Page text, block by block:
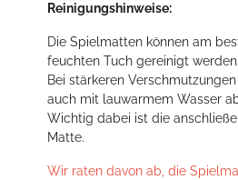
Reinigungshinweise:
Die Spielmatten können am
feuchten Tuch gereinigt werden.
Bei stärkeren
auch mit lauwarmem Wasser
Wichtig dabei ist die
Matte.
Wir raten davon ab, die